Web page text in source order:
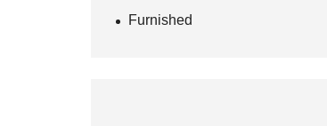
Furnished